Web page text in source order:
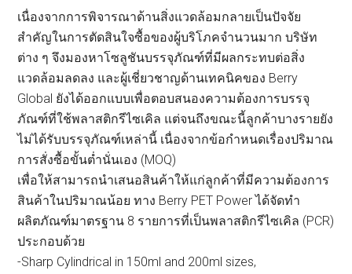
เนื่องจากการพิจารณาด้านสิ่งแวดล้อมกลายเป็นปัจจัย
สำคัญในการตัดสินใจซื้อของผู้บริโภคจำนวนมาก บริษัท
ต่าง ๆ จึงมองหาโซลูชันบรรจุภัณฑ์ที่มีผลกระทบต่อสิ่ง
แวดล้อมลดลง และผู้เชี่ยวชาญด้านเทคนิคของ Berry
Global ยังได้ออกแบบเพื่อตอบสนองความต้องการบรรจุ
ภัณฑ์ที่ใช้พลาสติกรีไซเคิล แต่จนถึงขณะนี้ลูกค้าบางรายยัง
ไม่ได้รับบรรจุภัณฑ์เหล่านี้ เนื่องจากข้อกำหนดเรื่องปริมาณ
การสั่งซื้อขั้นต่ำนั่นเอง (MOQ)
เพื่อให้สามารถนำเสนอสินค้าให้แก่ลูกค้าที่มีความต้องการ
สินค้าในปริมาณน้อย ทาง Berry PET Power ได้จัดทำ
ผลิตภัณฑ์มาตรฐาน 8 รายการที่เป็นพลาสติกรีไซเคิล (PCR)
ประกอบด้วย
-Sharp Cylindrical in 150ml and 200ml sizes,